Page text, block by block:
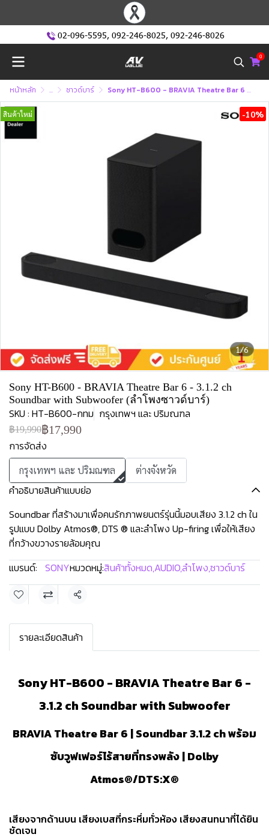
02-096-5595, 092-246-8025, 092-246-8026
0
หน้าหลัก ... ซาวด์บาร์ Sony HT-B600 - BRAVIA Theatre Bar 6 - 3.1.2 ch Soundbar with Subwoofer (ลำโพงซาวด์บาร์)
1/6
สินค้าใหม่ -10%
Sony HT-B600 - BRAVIA Theatre Bar 6 - 3.1.2 ch
Soundbar with Subwoofer (ลำโพงซาวด์บาร์)
SKU : HT-B600-กทม กรุงเทพฯ และ ปริมณฑล
฿19,990฿17,990
การจัดส่ง
กรุงเทพฯ และ ปริมณฑล ต่างจังหวัด
คำอธิบายสินค้าแบบย่อ
Soundbar ที่สร้างมาเพื่อคนรักภาพยนตร์รุ่นนี้มอบเสียง 3.1.2 ch ใน
รูปแบบ Dolby Atmos®, DTS ® และลำโพง Up-firing เพื่อให้เสียง
ที่กว้างขวางรายล้อมคุณ
แบรนด์: SONYหมวดหมู่:สินค้าทั้งหมด,AUDIO,ลำโพง,ซาวด์บาร์
แชร์
รายละเอียดสินค้า
Sony HT-B600 - BRAVIA Theatre Bar 6 -
3.1.2 ch Soundbar with Subwoofer
BRAVIA Theatre Bar 6 | Soundbar 3.1.2 ch พร้อม
ซับวูฟเฟอร์ไร้สายที่ทรงพลัง | Dolby
Atmos®/DTS:X®
เสียงจากด้านบน เสียงเบสที่กระหึ่มทั่วห้อง เสียงสนทนาที่ได้ยิน
ชัดเจน